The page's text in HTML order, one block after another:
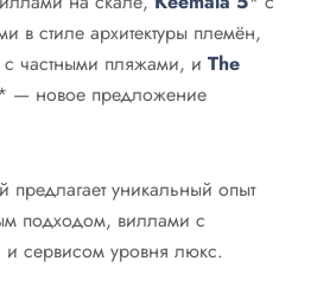
в стиле архитектуры племён,
частными пляжами, и The
— новое предложение
предлагает уникальный опыт
подходом, виллами с
сервисом уровня люкс.